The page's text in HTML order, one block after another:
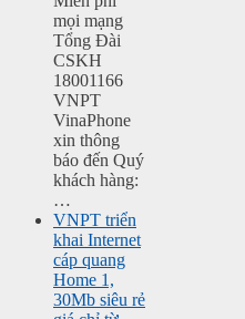
mọi mạng
Tổng Đài
CSKH
18001166
VNPT
VinaPhone
xin thông
báo đến Quý
khách hàng:
…
VNPT triển
khai Internet
cáp quang
Home 1,
30Mb siêu rẻ